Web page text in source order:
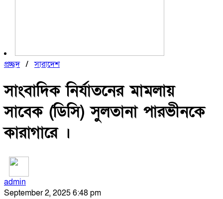
প্রচ্ছদ/সারাদেশ
সাংবাদিক নির্যাতনের মামলায়
সাবেক (ডিসি) সুলতানা পারভীনকে
কারাগারে ।
admin
September 2, 2025 6:48 pm